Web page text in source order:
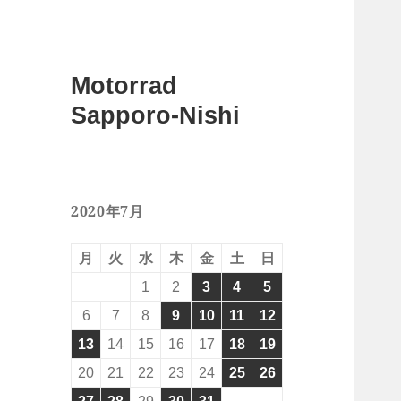
Motorrad
Sapporo-Nishi
2020年7月
月 火 水 木 金 土
日
1
2 3 4
5
6
7 8 9 10 11
12
13
14 15 16 17 18
19
20
21 22 23 24 25
26